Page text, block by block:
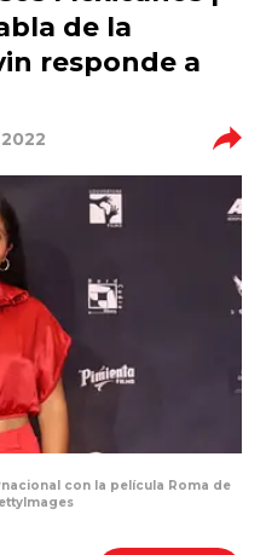
de la
responde a
con la película Roma de